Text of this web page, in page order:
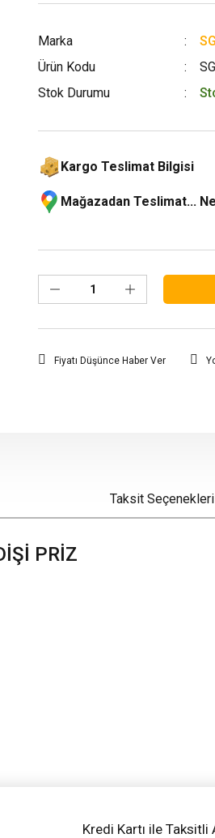
Marka
Ürün Kodu
Stok Durumu
Kargo Teslimat Bilgisi
Mağazadan Teslimat...
Fiyatı Düşünce Haber Ver
Taksit Seçenekleri
PRİZ
Kredi Kartı ile Taksitli